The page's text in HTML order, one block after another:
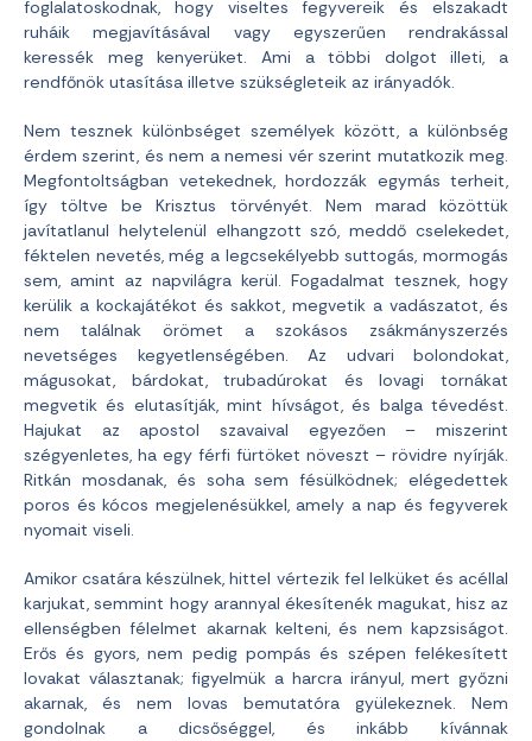
foglalatoskodnak, hogy viseltes fegyvereik és elszakadt
ruháik megjavításával vagy egyszerűen rendrakással
keressék meg kenyerüket. Ami a többi dolgot illeti, a
rendfőnök utasítása illetve szükségleteik az irányadók.
Nem tesznek különbséget személyek között, a különbség
érdem szerint, és nem a nemesi vér szerint mutatkozik meg.
Megfontoltságban vetekednek, hordozzák egymás terheit,
így töltve be Krisztus törvényét. Nem marad közöttük
javítatlanul helytelenül elhangzott szó, meddő cselekedet,
féktelen nevetés, még a legcsekélyebb suttogás, mormogás
sem, amint az napvilágra kerül. Fogadalmat tesznek, hogy
kerülik a kockajátékot és sakkot, megvetik a vadászatot, és
nem találnak örömet a szokásos zsákmányszerzés
nevetséges kegyetlenségében. Az udvari bolondokat,
mágusokat, bárdokat, trubadúrokat és lovagi tornákat
megvetik és elutasítják, mint hívságot, és balga tévedést.
Hajukat az apostol szavaival egyezően – miszerint
szégyenletes, ha egy férfi fürtöket növeszt – rövidre nyírják.
Ritkán mosdanak, és soha sem fésülködnek; elégedettek
poros és kócos megjelenésükkel, amely a nap és fegyverek
nyomait viseli.
Amikor csatára készülnek, hittel vértezik fel lelküket és acéllal
karjukat, semmint hogy arannyal ékesítenék magukat, hisz az
ellenségben félelmet akarnak kelteni, és nem kapzsiságot.
Erős és gyors, nem pedig pompás és szépen felékesített
lovakat választanak; figyelmük a harcra irányul, mert győzni
akarnak, és nem lovas bemutatóra gyülekeznek. Nem
gondolnak a dicsőséggel, és inkább kívánnak